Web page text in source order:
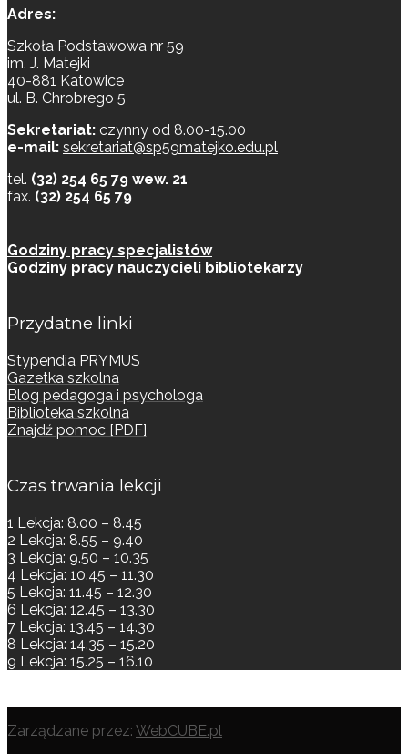
Adres:
Szkoła Podstawowa nr 59
im. J. Matejki
40-881 Katowice
ul. B. Chrobrego 5
Sekretariat: czynny od 8.00-15.00
e-mail: sekretariat@sp59matejko.edu.pl
tel. (32) 254 65 79 wew. 21
fax. (32) 254 65 79
Godziny pracy specjalistów
Godziny pracy nauczycieli bibliotekarzy
Przydatne linki
Stypendia PRYMUS
Gazetka szkolna
Blog pedagoga i psychologa
Biblioteka szkolna
Znajdź pomoc [PDF]
Czas trwania lekcji
1 Lekcja: 8.00 – 8.45
2 Lekcja: 8.55 – 9.40
3 Lekcja: 9.50 – 10.35
4 Lekcja: 10.45 – 11.30
5 Lekcja: 11.45 – 12.30
6 Lekcja: 12.45 – 13.30
7 Lekcja: 13.45 – 14.30
8 Lekcja: 14.35 – 15.20
9 Lekcja: 15.25 – 16.10
Zarządzane przez: WebCUBE.pl